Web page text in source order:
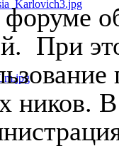
При
ников. В